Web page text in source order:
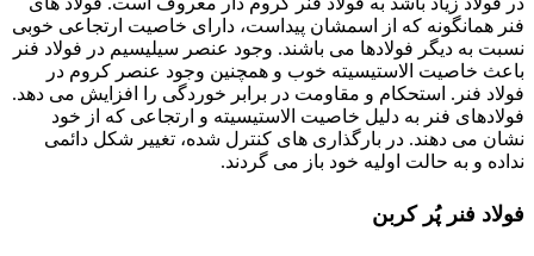
فنر همانگونه که از اسمشان پیداست، دارای خاصیت ارتجاعی خوبی
نسبت به دیگر فولادها می باشند. وجود عنصر سیلیسیم در فولاد فنر
باعث خاصیت الاستیسیته خوب و همچنین وجود عنصر کروم در
فولاد فنر. استحکام و مقاومت در برابر خوردگی را افزایش می دهد.
فولادهای فنر به دلیل خاصیت الاستیسیته و ارتجاعی که از خود
نشان می دهند. در بارگذاری های کنترل شده، تغییر شکل دائمی
نداده و به حالت اولیه خود باز می گردند.
فولاد فنر پُر کربن